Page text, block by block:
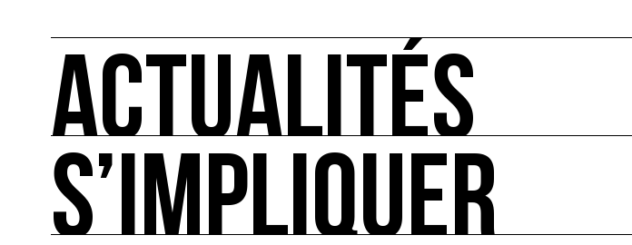
ACTUALITÉS
ACTUALITÉS
L'actualité française et internationale des rendez-vous de l'art et de l'écologie :
S’IMPLIQUER